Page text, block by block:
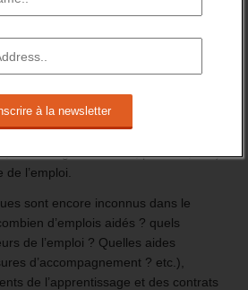
politique et la composition du
pour les prochaines semaines, sur
l’emploi.
sont encore inconnus dans le
d’emplois aidés ? quels
de l’emploi ? Quelles aides
d’accompagnement ? etc.),
de l’apprentissage et des contrats